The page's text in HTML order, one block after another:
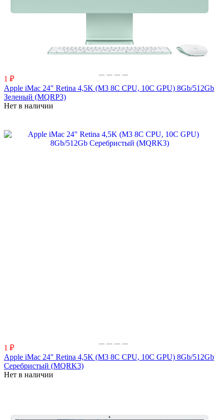
1 ₽
Apple iMac 24" Retina 4,5K (M3 8C CPU, 10C GPU) 8Gb/512Gb
Зеленый (MQRP3)
Нет в наличии
1 ₽
Apple iMac 24" Retina 4,5K (M3 8C CPU, 10C GPU) 8Gb/512Gb
Серебристый (MQRK3)
Нет в наличии